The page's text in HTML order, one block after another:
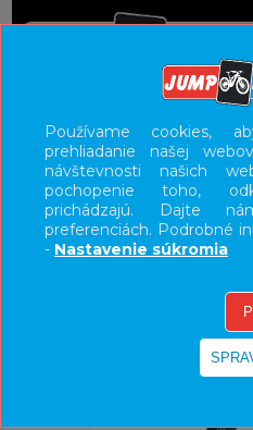
Používame cookies,
prehliadanie našej
návštevnosti našich
pochopenie toho,
prichádzajú. Dajte
preferenciách. Podrobné
- Nastavenie súkromia